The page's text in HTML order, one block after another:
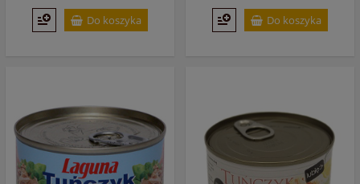
Do koszyka
Do koszyka